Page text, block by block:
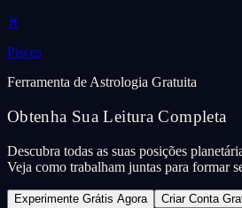
♓
Pisces
Ferramenta de Astrologia Gratuita
Obtenha Sua Leitura Completa
Descubra todas as suas posições
Veja como trabalham juntas para formar
Experimente Grátis Agora Criar Conta